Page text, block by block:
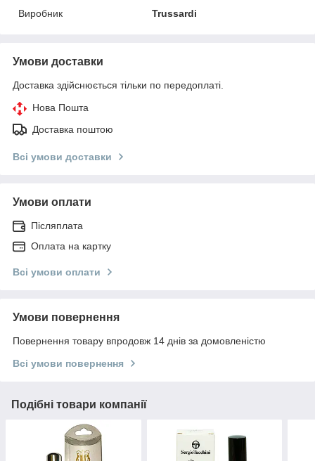
Виробник
Trussardi
Умови доставки
Доставка здійснюється тільки по передоплаті.
Нова Пошта
Доставка поштою
Всі умови доставки
Умови оплати
Післяплата
Оплата на картку
Всі умови оплати
Умови повернення
Повернення товару впродовж 14 днів за домовленістю
Всі умови повернення
Подібні товари компанії